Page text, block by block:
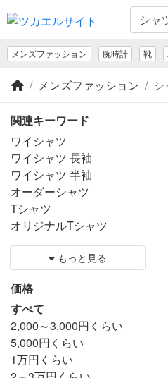
メンズファッション 腕時計 靴
メンズファッション
関連キーワード
ワイシャツ
ワイシャツ 長袖
ワイシャツ 半袖
オーダーシャツ
Tシャツ
オリジナルTシャツ
もっと見る
価格
すべて
2,000～3,000円くらい
5,000円くらい
1万円くらい